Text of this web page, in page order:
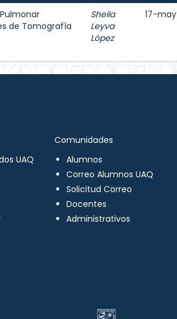
de Tomografía
Sheila
Leyva
López
17-
UAQ
Comunidades
Alumnos
Correo Alumnos UAQ
Solicitud Correo
Docentes
Administrativos